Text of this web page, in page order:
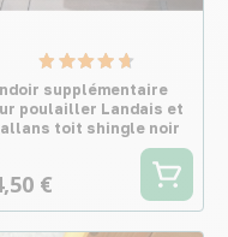
supplémentaire
poulailler Landais et
toit shingle noir
€